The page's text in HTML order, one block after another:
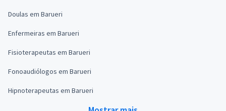
Doulas em Barueri
Enfermeiras em Barueri
Fisioterapeutas em Barueri
Fonoaudiólogos em Barueri
Hipnoterapeutas em Barueri